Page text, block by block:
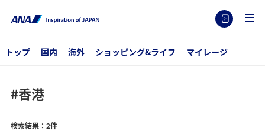
トップ 国内 海外 ショッピング&ライフ マイレージ
#香港
検索結果：2件